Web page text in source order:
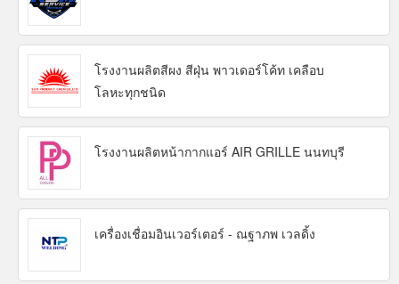
โรงงานผลิตสีผง สีฝุ่น พาวเดอร์โค้ท เคลือบ
โลหะทุกชนิด
โรงงานผลิตหน้ากากแอร์ AIR GRILLE นนทบุรี
เครื่องเชื่อมอินเวอร์เตอร์ - ณฐาภพ เวลดิ้ง